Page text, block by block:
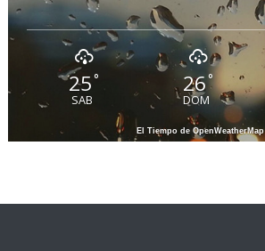
25°
SAB
26 °
DOM
El Tiempo de OpenWeatherMap